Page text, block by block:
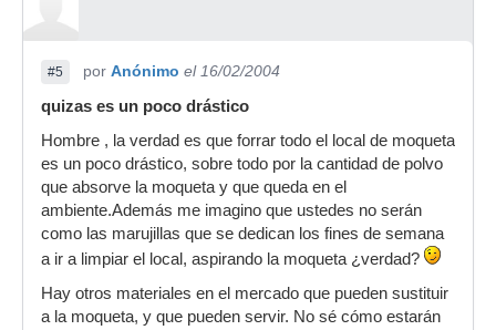
#5 por Anónimo el 16/02/2004
quizas es un poco drástico
Hombre , la verdad es que forrar todo el local de moqueta
es un poco drástico, sobre todo por la cantidad de polvo
que absorve la moqueta y que queda en el
ambiente.Además me imagino que ustedes no serán
como las marujillas que se dedican los fines de semana
a ir a limpiar el local, aspirando la moqueta ¿verdad?
Hay otros materiales en el mercado que pueden sustituir
a la moqueta, y que pueden servir. No sé cómo estarán